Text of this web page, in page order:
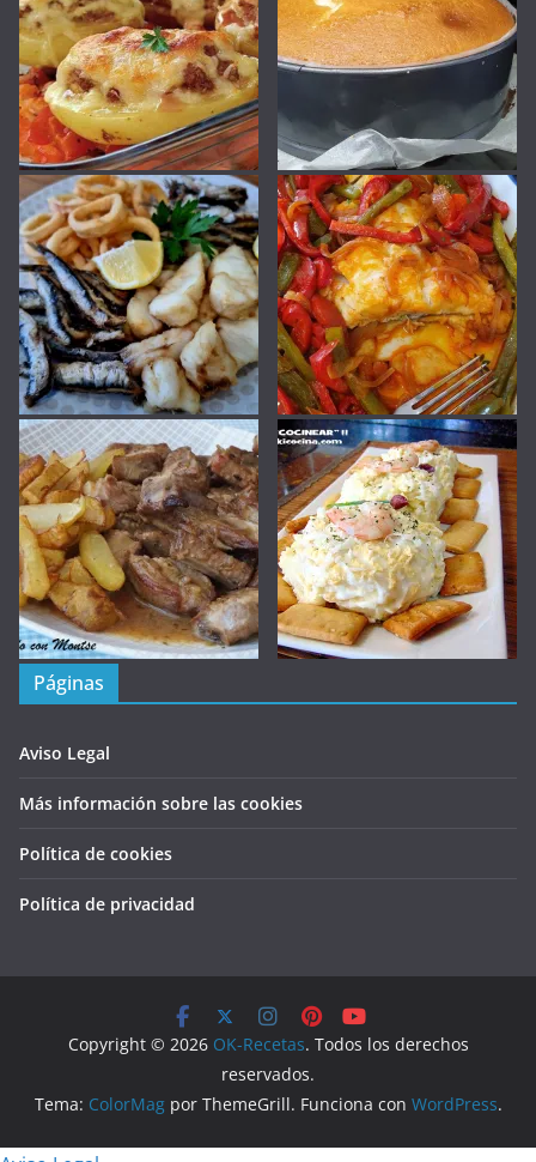
Páginas
Aviso Legal
Más información sobre las cookies
Política de cookies
Política de privacidad
Copyright © 2026 OK-Recetas. Todos los derechos
reservados.
Tema: ColorMagpor ThemeGrill. Funciona con WordPress.